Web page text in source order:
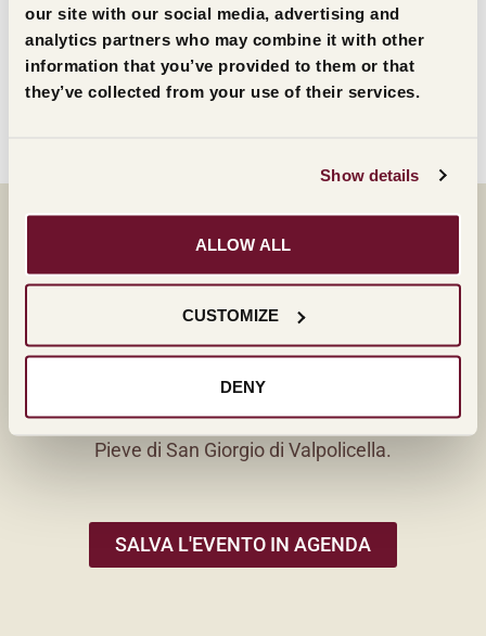
our site with our social media, advertising and
analytics partners who may combine it with other
information that you’ve provided to them or that
they’ve collected from your use of their services.
Show details
ALLOW ALL
CUSTOMIZE
DENY
Yuko e Shin Kibayashi
SEGUI LA DIRETTA
STREAMING
La diretta streaming della 42° edizione del Premio
Masi sarà Venerdì 27 Ottobre alle ore 18:30 dalla
Pieve di San Giorgio di Valpolicella.
SALVA L'EVENTO IN AGENDA